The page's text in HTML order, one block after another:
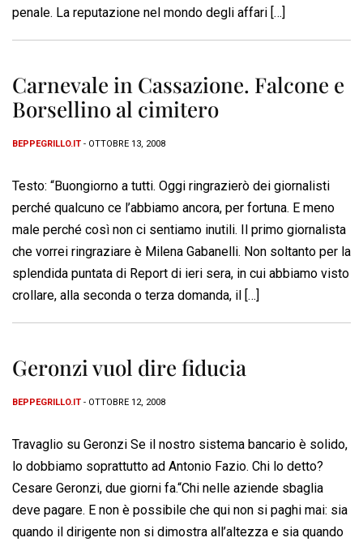
penale. La reputazione nel mondo degli affari […]
Carnevale in Cassazione. Falcone e
Borsellino al cimitero
BEPPEGRILLO.IT - OTTOBRE 13, 2008
Testo: “Buongiorno a tutti. Oggi ringrazierò dei giornalisti
perché qualcuno ce l’abbiamo ancora, per fortuna. E meno
male perché così non ci sentiamo inutili. Il primo giornalista
che vorrei ringraziare è Milena Gabanelli. Non soltanto per la
splendida puntata di Report di ieri sera, in cui abbiamo visto
crollare, alla seconda o terza domanda, il […]
Geronzi vuol dire fiducia
BEPPEGRILLO.IT - OTTOBRE 12, 2008
Travaglio su Geronzi Se il nostro sistema bancario è solido,
lo dobbiamo soprattutto ad Antonio Fazio. Chi lo detto?
Cesare Geronzi, due giorni fa.“Chi nelle aziende sbaglia
deve pagare. E non è possibile che qui non si paghi mai: sia
quando il dirigente non si dimostra all’altezza e sia quando